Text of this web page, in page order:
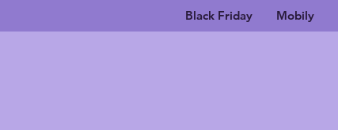
Black Friday Mobily